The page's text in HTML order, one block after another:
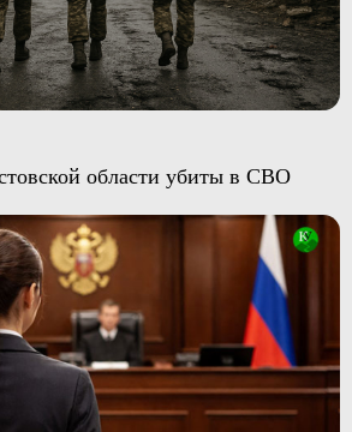
области убиты в СВО